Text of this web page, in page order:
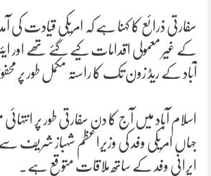
سفارتی ذرائع کا کہنا ہے کہ امریکی قیادت کی
کے غیر معمولی اقدامات کیے گئے تھے اور
آباد کے ریڈ زون تک کا راستہ مکمل طور پر محفوظ
اسلام آباد میں آج کا دن سفارتی طور پر
جہاں امریکی وفد کی وزیراعظم شہباز شریف
ایرانی وفد کے ساتھ ملاقات متوقع ہے۔